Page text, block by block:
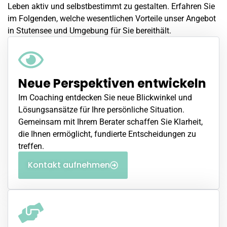
Leben aktiv und selbstbestimmt zu gestalten. Erfahren Sie
im Folgenden, welche wesentlichen Vorteile unser Angebot
in Stutensee und Umgebung für Sie bereithält.
Neue Perspektiven entwickeln
Im Coaching entdecken Sie neue Blickwinkel und
Lösungsansätze für Ihre persönliche Situation.
Gemeinsam mit Ihrem Berater schaffen Sie Klarheit,
die Ihnen ermöglicht, fundierte Entscheidungen zu
treffen.
Kontakt aufnehmen